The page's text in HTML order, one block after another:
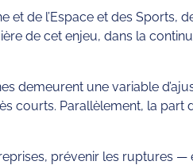
et de l’Espace et des Sports,
de cet enjeu, dans la
demeurent une variable
courts. Parallèlement, la part
prévenir les ruptures —